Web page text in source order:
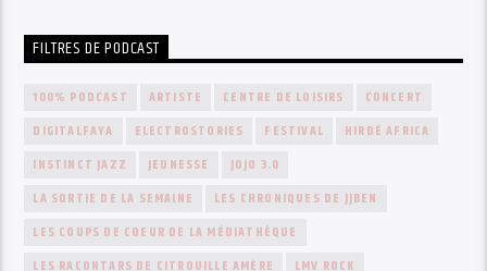
FILTRES DE PODCAST
100% PODCAST ARTISTE CENTRE DE LOISIRS
CONCERT
DIGITALFAYA
ELECTROSTORIES FESTIVAL
HIRDÉ AFRICA
INSTINCT JAZZ
JEUNESSE
JOJO 3.0
LA SORTIE DE LA SEMAINE
LES CHRONIQUES DE JJBEN
LES COUPS DE COEUR DE LA MÉDIATHÈQUE
LES RACONTARS DE CITROUILLE AMÈRE
LMV ROCK